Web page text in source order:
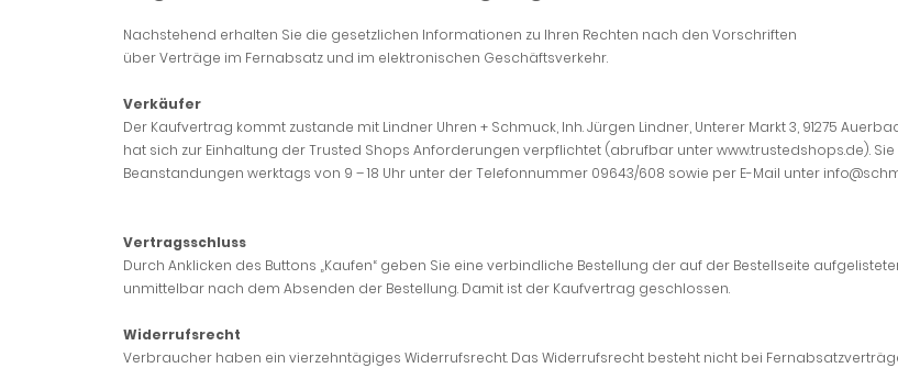
Nachstehend erhalten Sie die gesetzlichen Informationen zu Ihren Rechten nach den Vorschriften
über Verträge im Fernabsatz und im elektronischen Geschäftsverkehr.
Verkäufer
Der Kaufvertrag kommt zustande mit Lindner Uhren + Schmuck, Inh. Jürgen Lindner, Unterer Markt 3, 91275
hat sich zur Einhaltung der Trusted Shops Anforderungen verpflichtet (abrufbar unter www.trustedshops.de).
Beanstandungen werktags von 9 – 18 Uhr unter der Telefonnummer 09643/608 sowie per E-Mail unter
Vertragsschluss
Durch Anklicken des Buttons „Kaufen“ geben Sie eine verbindliche Bestellung der auf der Bestellseite
unmittelbar nach dem Absenden der Bestellung. Damit ist der Kaufvertrag geschlossen.
Widerrufsrecht
Verbraucher haben ein vierzehntägiges Widerrufsrecht. Das Widerrufsrecht besteht nicht bei